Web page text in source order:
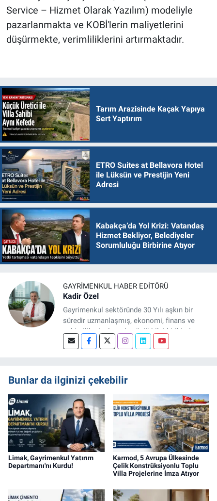
Service – Hizmet Olarak Yazılım) modeliyle
pazarlanmakta ve KOBİ'lerin maliyetlerini
düşürmekte, verimliliklerini artırmaktadır.
Tarım Arazisinde Kaçak Yapıya
Sert Yaptırım
ETRO Suites at Bellavora Hotel
ile Lüksün ve Prestijin Yeni
Adresi
Kabakça’da Yol Krizi: Vatandaş
Hizmet Bekliyor, Belediyeler
Sorumluluğu Birbirine Atıyor
GAYRIMENKUL HABER EDITÖRÜ
Kadir Özel
Gayrimenkul sektöründe 30 Yılı aşkın bir
süredir uzmanlaşmış, ekonomi, finans ve
şehircilik alanlarında güçlü bilgi birikimine
sahip, dijital medya odaklı deneyimli bir
projeleri üzerine haber, analiz ve özel
dosyalar hazırlama konusunda yetkinim.
Bunlar da ilginizi çekebilir
Limak, Gayrimenkul Yatırım
Departmanı'nı Kurdu!
Karmod, 5 Avrupa Ülkesinde
Çelik Konstrüksiyonlu Toplu
Villa Projelerine İmza Atıyor